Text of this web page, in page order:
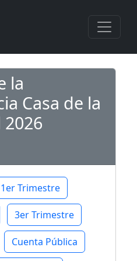
la
Casa de la
1er Trimestre
3er Trimestre
Cuenta Pública